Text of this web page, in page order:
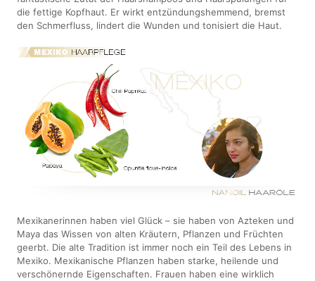
die fettige Kopfhaut. Er wirkt entzündungshemmend, bremst
den Schmerfluss, lindert die Wunden und tonisiert die Haut.
Mexikanerinnen haben viel Glück – sie haben von Azteken und
Maya das Wissen von alten Kräutern, Pflanzen und Früchten
geerbt. Die alte Tradition ist immer noch ein Teil des Lebens in
Mexiko. Mexikanische Pflanzen haben starke, heilende und
verschönernde Eigenschaften. Frauen haben eine wirklich